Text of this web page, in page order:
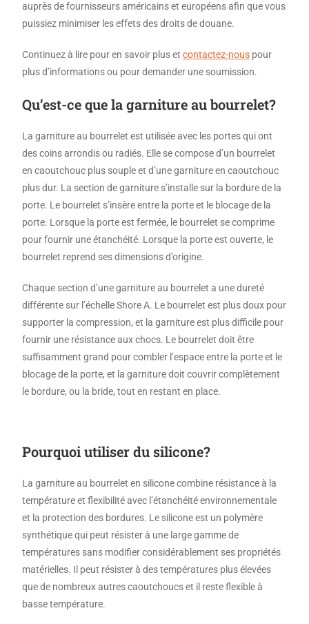
auprès de fournisseurs américains et européens afin que vous
puissiez minimiser les effets des droits de douane.
Continuez à lire pour en savoir plus etcontactez-nous pour
plus d’informations ou pour demander une soumission.
Qu’est-ce que la garniture au bourrelet?
La garniture au bourrelet est utilisée avec les portes qui ont
des coins arrondis ou radiés. Elle se compose d’un bourrelet
en caoutchouc plus souple et d’une garniture en caoutchouc
plus dur. La section de garniture s’installe sur la bordure de la
porte. Le bourrelet s’insère entre la porte et le blocage de la
porte. Lorsque la porte est fermée, le bourrelet se comprime
pour fournir une étanchéité. Lorsque la porte est ouverte, le
bourrelet reprend ses dimensions d’origine.
Chaque section d’une garniture au bourrelet a une dureté
différente sur l’échelle Shore A. Le bourrelet est plus doux pour
supporter la compression, et la garniture est plus difficile pour
fournir une résistance aux chocs. Le bourrelet doit être
suffisamment grand pour combler l’espace entre la porte et le
blocage de la porte, et la garniture doit couvrir complètement
le bordure, ou la bride, tout en restant en place.
Pourquoi utiliser du silicone?
La garniture au bourrelet en silicone combine résistance à la
température et flexibilité avec l’étanchéité environnementale
et la protection des bordures. Le silicone est un polymère
synthétique qui peut résister à une large gamme de
températures sans modifier considérablement ses propriétés
matérielles. Il peut résister à des températures plus élevées
que de nombreux autres caoutchoucs et il reste flexible à
basse température.